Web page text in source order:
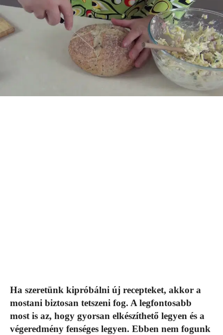
Ha szeretünk kipróbálni új recepteket, akkor a
mostani biztosan tetszeni fog. A legfontosabb
most is az, hogy gyorsan elkészíthető legyen és a
végeredmény fenséges legyen. Ebben nem fogunk